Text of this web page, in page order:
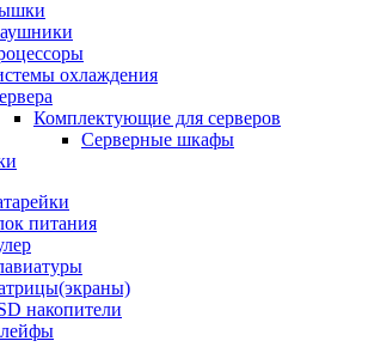
охлаждения
Комплектующие для серверов
Серверные шкафы
питания
накопители